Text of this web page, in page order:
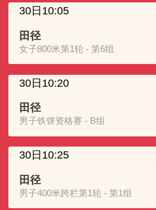
30日10:05
田径
女子800米第1轮 - 第6组
30日10:20
田径
男子铁饼资格赛 - B组
30日10:25
田径
男子400米跨栏第1轮 - 第1组